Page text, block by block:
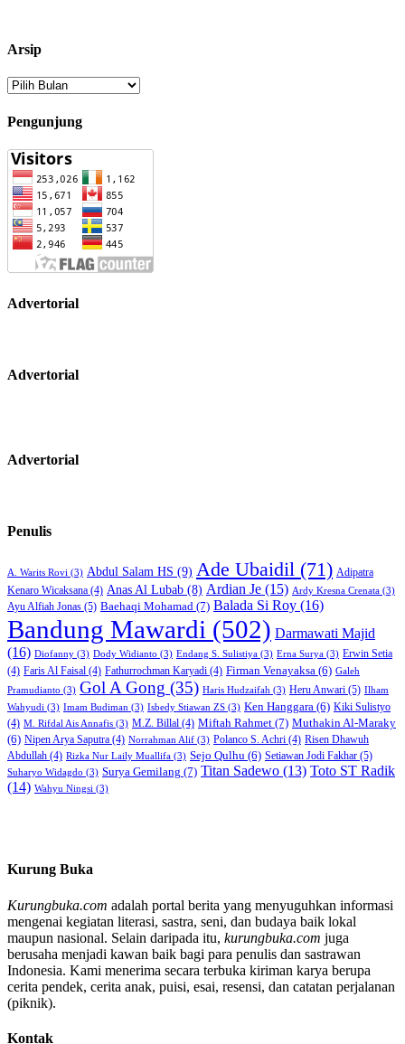
Arsip
Arsip
Pengunjung
Advertorial
Advertorial
Advertorial
Penulis
A. Warits Rovi (3) Abdul Salam HS (9) Ade Ubaidil (71) Adipatra
Kenaro Wicaksana (4) Anas Al Lubab (8) Ardian Je (15) Ardy Kresna Crenata (3)
Ayu Alfiah Jonas (5) Baehaqi Mohamad (7) Balada Si Roy (16)
Bandung Mawardi (502) Darmawati Majid
(16) Diofanny (3) Dody Widianto (3) Endang S. Sulistiya (3) Erna Surya (3) Erwin Setia
(4) Faris Al Faisal (4) Fathurrochman Karyadi (4) Firman Venayaksa (6) Galeh
Pramudianto (3) Gol A Gong (35) Haris Hudzaifah (3) Heru Anwari (5) Ilham
Wahyudi (3) Imam Budiman (3) Isbedy Stiawan ZS (3) Ken Hanggara (6) Kiki Sulistyo
(4) M. Rifdal Ais Annafis (3) M.Z. Billal (4) Miftah Rahmet (7) Muthakin Al-Maraky
(6) Nipen Arya Saputra (4) Norrahman Alif (3) Polanco S. Achri (4) Risen Dhawuh
Abdullah (4) Rizka Nur Laily Muallifa (3) Sejo Qulhu (6) Setiawan Jodi Fakhar (5)
Suharyo Widagdo (3) Surya Gemilang (7) Titan Sadewo (13) Toto ST Radik
(14) Wahyu Ningsi (3)
Kurung Buka
Kurungbuka.com adalah portal berita yang menyuguhkan informasi
mengenai kegiatan literasi, sastra, seni, dan budaya baik lokal
maupun nasional. Selain daripada itu, kurungbuka.com juga
berusaha menjadi kawan baik bagi para penulis dan sastrawan
Indonesia. Kami menerima secara terbuka kiriman karya berupa
cerita pendek, cerita anak, puisi, esai, resensi, dan catatan perjalanan
(piknik).
Kontak